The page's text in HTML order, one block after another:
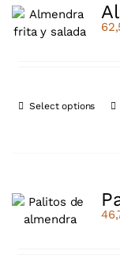
Select options